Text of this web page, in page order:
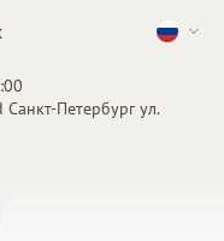
Санкт-Петербург ул.